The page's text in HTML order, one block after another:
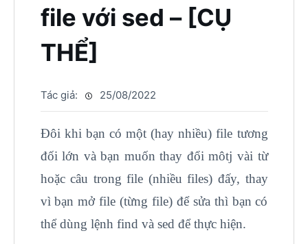
file với sed – [CỤ
THỂ]
Tác giả: 25/08/2022
Đôi khi bạn có một (hay nhiều) file tương
đối lớn và bạn muốn thay đổi môtj vài từ
hoặc câu trong file (nhiều files) đấy, thay
vì bạn mở file (từng file) để sửa thì bạn có
thể dùng lệnh find và sed để thực hiện.